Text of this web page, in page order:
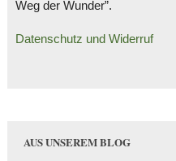
Weg der Wunder”.
Datenschutz und Widerruf
AUS UNSEREM BLOG